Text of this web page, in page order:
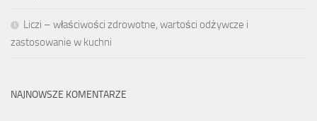
Liczi – właściwości zdrowotne, wartości odżywcze i
zastosowanie w kuchni
NAJNOWSZE KOMENTARZE